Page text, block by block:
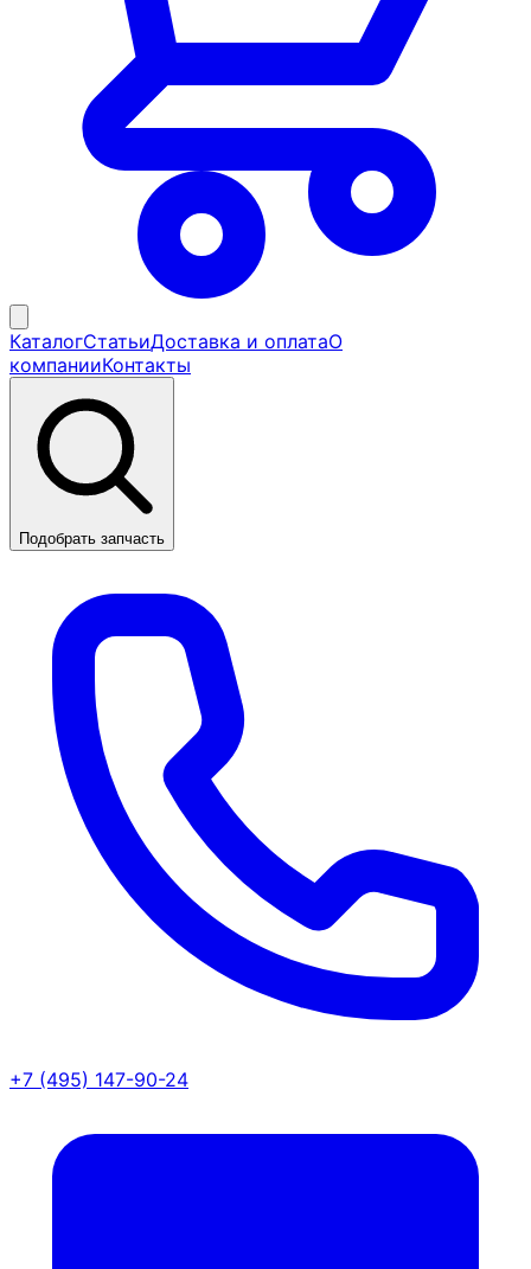
КаталогСтатьиДоставка и оплатаО
компанииКонтакты
Подобрать запчасть
+7 (495) 147-90-24